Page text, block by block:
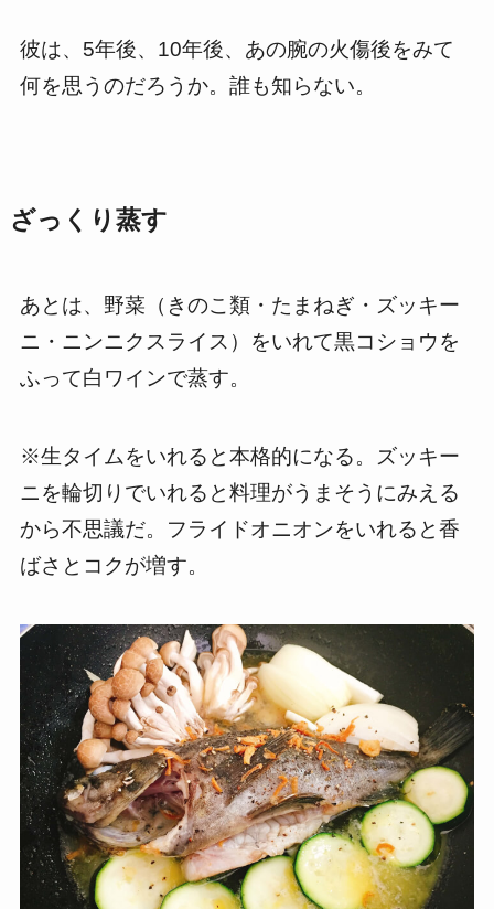
彼は、5年後、10年後、あの腕の火傷後をみて
何を思うのだろうか。誰も知らない。
ざっくり蒸す
あとは、野菜（きのこ類・たまねぎ・ズッキー
ニ・ニンニクスライス）をいれて黒コショウを
ふって白ワインで蒸す。
※生タイムをいれると本格的になる。ズッキー
ニを輪切りでいれると料理がうまそうにみえる
から不思議だ。フライドオニオンをいれると香
ばさとコクが増す。